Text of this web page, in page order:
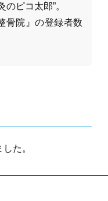
ピコ太郎”。
骨院』の登録者数
た。